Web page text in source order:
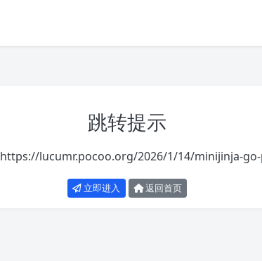
跳转提示
https://lucumr.pocoo.org/2026/1/14/minijinja-
立即进入 返回首页